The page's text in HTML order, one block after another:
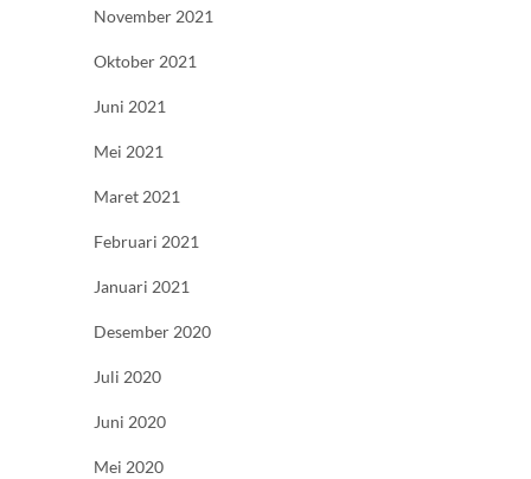
November 2021
Oktober 2021
Juni 2021
Mei 2021
Maret 2021
Februari 2021
Januari 2021
Desember 2020
Juli 2020
Juni 2020
Mei 2020